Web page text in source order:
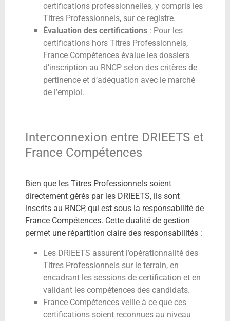
certifications professionnelles, y compris les
Titres Professionnels, sur ce registre.
Évaluation des certifications: Pour les
certifications hors Titres Professionnels,
France Compétences évalue les dossiers
d’inscription au RNCP selon des critères de
pertinence et d’adéquation avec le marché
de l’emploi.
Interconnexion entre DRIEETS et
France Compétences
Bien que les Titres Professionnels soient
directement gérés par les DRIEETS, ils sont
inscrits au RNCP, qui est sous la responsabilité de
France Compétences. Cette dualité de gestion
permet une répartition claire des responsabilités :
Les DRIEETS assurent l’opérationnalité des
Titres Professionnels sur le terrain, en
encadrant les sessions de certification et en
validant les compétences des candidats.
France Compétences veille à ce que ces
certifications soient reconnues au niveau